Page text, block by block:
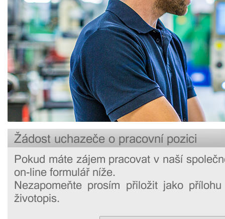
Žádost uchazeče o pracovní pozici
Pokud máte zájem pracovat v naší
on-line formulář níže.
Nezapomeňte prosím přiložit jako
životopis.